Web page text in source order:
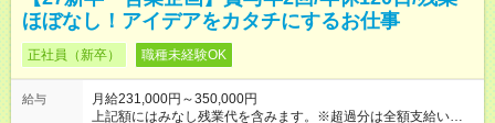
ほぼなし！アイデアをカタチにするお仕事
正社員（新卒） 職種未経験OK
給与
月給231,000円～350,000円
上記額にはみなし残業代を含みます。※超過分は全額支給いたし